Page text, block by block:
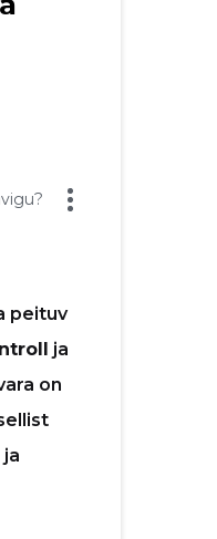
peituv
ja
on